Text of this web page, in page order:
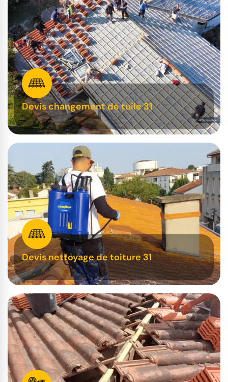
Devis changement de tuile 31
Devis nettoyage de toiture 31